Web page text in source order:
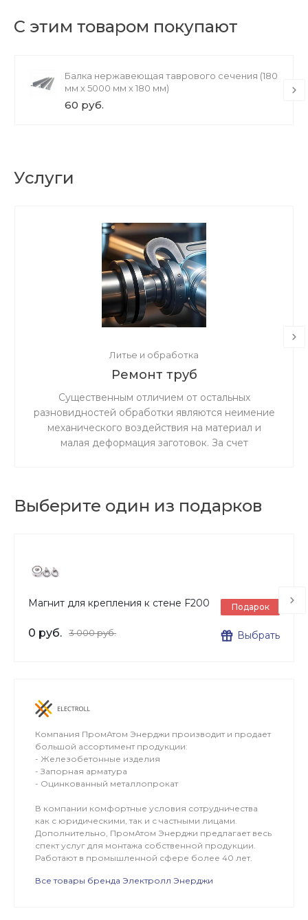
С этим товаром покупают
Балка нержавеющая таврового сечения (180
мм х 5000 мм х 180 мм)
60 руб.
Услуги
Литье и обработка
Ремонт труб
Существенным отличием от остальных
разновидностей обработки являются неимение
механического воздействия на материал и
малая деформация заготовок. За счет
Выберите один из подарков
Магнит для крепления к стене F200
0 руб. 3 000 руб.
Подарок
Выбрать
Компания ПромАтом Энерджи производит и продает
большой ассортимент продукции:
- Железобетонные изделия
- Запорная арматура
- Оцинкованный металлопрокат
В компании комфортные условия сотрудничества
как с юридическими, так и с частными лицами.
Дополнительно, ПромАтом Энерджи предлагает весь
спект услуг для монтажа собственной продукции.
Работают в промышленной сфере более 40 лет.
Все товары бренда Электролл Энерджи